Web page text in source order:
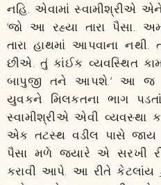
નહિ. એવામાં સ્વામીશ્રીએ
‘જો આ રહ્યા તારા પૈસા.
તારા હાથમાં આપવાના
છીએ. તું કાંઈક વ્યવસ્થિત
બાપુજી તને આપશે.‘ આ જ
યુવકને મિલકતના ભાગ
સ્વામીશ્રીએ એવી વ્યવસ્થા
એક તટસ્થ વડીલ પાસે
પૈસા મળે જ્યારે એ સરખી
કરાવી આપે. આ રીતે કેટલાંય